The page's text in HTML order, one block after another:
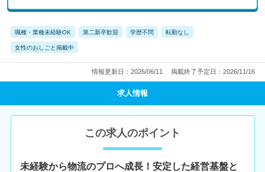
職種・業種未経験OK 第二新卒歓迎 学歴不問 転勤なし
女性のおしごと掲載中
情報更新日：2026/06/11 掲載終了予定日：2026/11/16
求人情報
この求人のポイント
未経験から物流のプロへ成長！安定した経営基盤と